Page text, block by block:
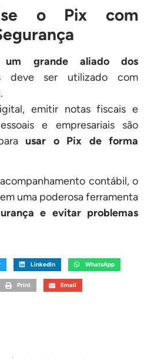
o Pix com
grande aliado dos
deve ser utilizado com
emitir notas fiscais e
e empresariais são
usar o Pix de forma
contábil, o
uma poderosa ferramenta
e evitar problemas
LinkedIn WhatsApp
Print Email